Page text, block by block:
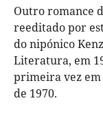
Outro romance
reeditado por
do nipónico
Literatura, em
primeira vez em
de 1970.